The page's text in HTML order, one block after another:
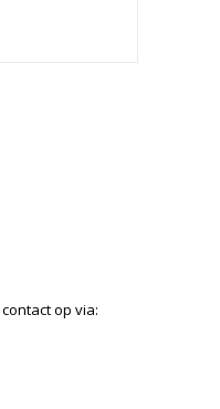
op via: